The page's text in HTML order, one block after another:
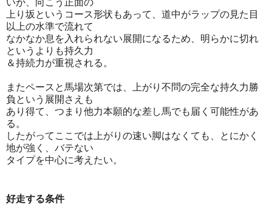
上り坂というコース形状もあって、道中がラップの見た目
以上の水準で流れて
なかなか息を入れられない展開になるため、明らかに切れ
というよりも持久力
＆持続力が重視される。
またペースと馬場次第では、上がり不問の完全な持久力勝
負という展開さえも
あり得て、つまり他力本願的な差し馬でも届く可能性があ
る。
したがってここでは上がりの速い脚はなくても、とにかく
地が強く、バテない
タイプを中心に考えたい。
好走する条件